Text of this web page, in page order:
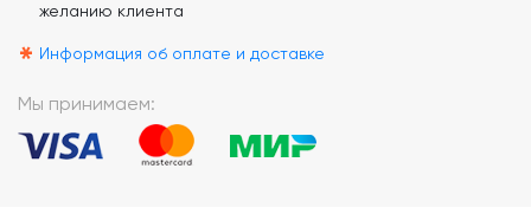
желанию клиента
* Информация об оплате и доставке
Мы принимаем: